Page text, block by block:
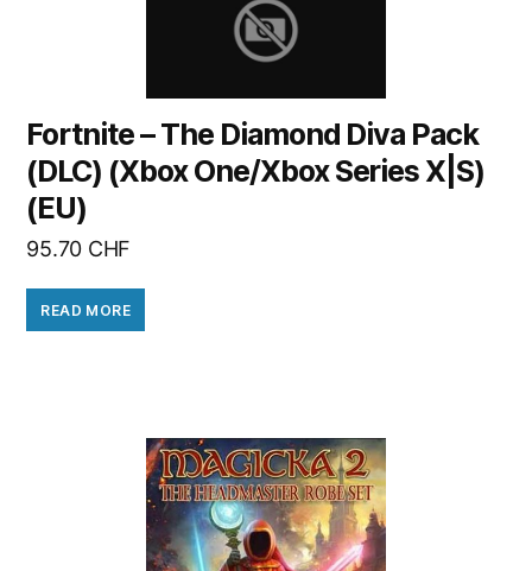
Fortnite – The Diamond Diva Pack
(DLC) (Xbox One/Xbox Series X|S)
(EU)
95.70 CHF
READ MORE